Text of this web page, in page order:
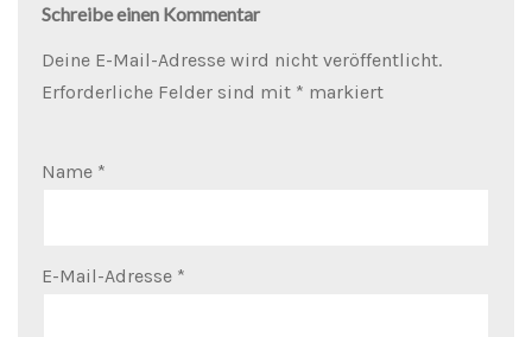
Schreibe einen Kommentar
Deine E-Mail-Adresse wird nicht veröffentlicht.
Erforderliche Felder sind mit * markiert
Name *
E-Mail-Adresse *